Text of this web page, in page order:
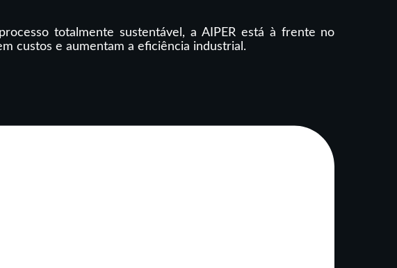
totalmente sustentável, a AIPER está à frente no
custos e aumentam a eficiência industrial.